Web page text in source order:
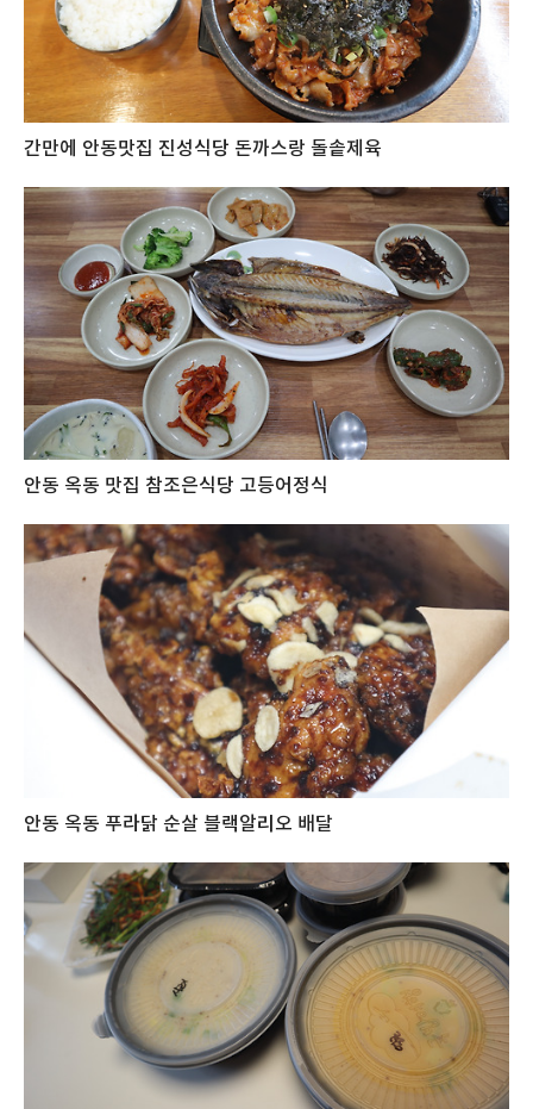
간만에 안동맛집 진성식당 돈까스랑 돌솥제육
안동 옥동 맛집 참조은식당 고등어정식
안동 옥동 푸라닭 순살 블랙알리오 배달